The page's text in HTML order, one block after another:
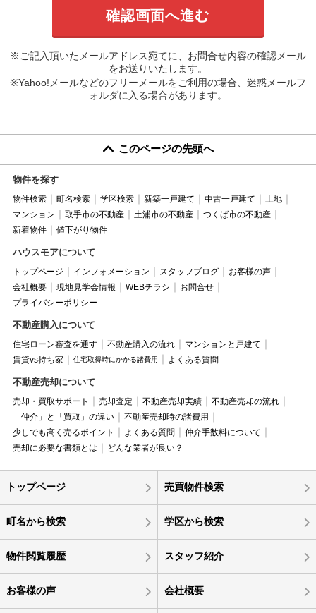
※ご記入頂いたメールアドレス宛てに、お問合せ内容の確認メール
をお送りいたします。
※Yahoo!メールなどのフリーメールをご利用の場合、迷惑メールフ
ォルダに入る場合があります。
このページの先頭へ
物件を探す
物件検索 町名検索 学区検索 新築一戸建て 中古一戸建て
土地
マンション
取手市の不動産 土浦市の不動産
つくば市の不動産
新着物件
値下がり物件
ハウスモアについて
トップページ インフォメーション スタッフブログ
お客様の声
会社概要
現地見学会情報 WEBチラシ
お問合せ
プライバシーポリシー
不動産購入について
住宅ローン審査を通す 不動産購入の流れ
マンションと戸建て
賃貸vs持ち家
住宅取得時にかかる諸費用 よくある質問
不動産売却について
売却・買取サポート 売却査定 不動産売却実績
不動産売却の流れ
「仲介」と「買取」の違い
不動産売却時の諸費用
少しでも高く売るポイント
よくある質問
仲介手数料について
売却に必要な書類とは
どんな業者が良い？
トップページ 売買物件検索
町名から検索 学区から検索
物件閲覧履歴 スタッフ紹介
お客様の声 会社概要